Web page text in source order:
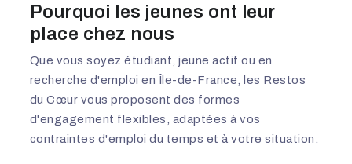
Pourquoi les jeunes ont leur
place chez nous
Que vous soyez étudiant, jeune actif ou en
recherche d'emploi en Île-de-France, les Restos
du Cœur vous proposent des formes
d'engagement flexibles, adaptées à vos
contraintes d'emploi du temps et à votre situation.